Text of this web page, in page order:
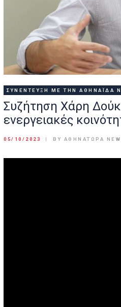
ΣΥΝΈΝΤΕΥΞΗ ΜΕ ΤΗΝ ΑΘΗΝΑΪ́ΔΑ
Συζήτηση Χάρη
ενεργειακές
05/10/2023 BY ΑΘΉΝΑΤΩΡΑ